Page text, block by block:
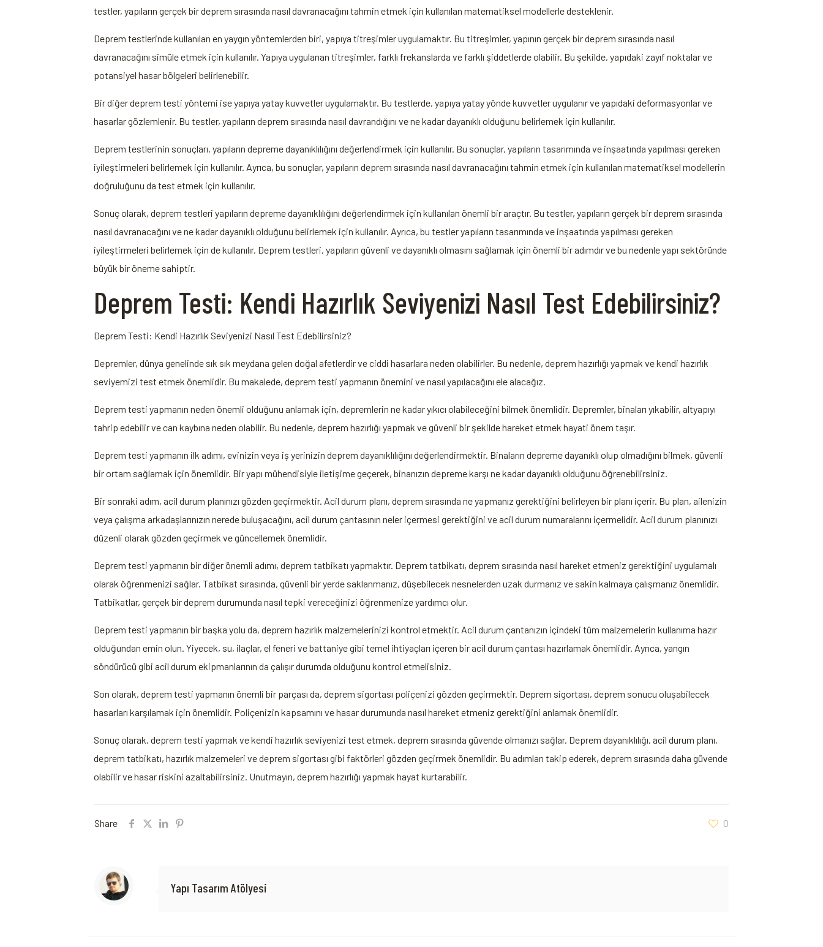
testler, yapıların gerçek bir deprem sırasında nasıl davranacağını tahmin etmek için kullanılan matematiksel modellerle desteklenir.
Deprem testlerinde kullanılan en yaygın yöntemlerden biri, yapıya titreşimler uygulamaktır. Bu titreşimler, yapının gerçek bir deprem sırasında nasıl
davranacağını simüle etmek için kullanılır. Yapıya uygulanan titreşimler, farklı frekanslarda ve farklı şiddetlerde olabilir. Bu şekilde, yapıdaki zayıf noktalar ve
potansiyel hasar bölgeleri belirlenebilir.
Bir diğer deprem testi yöntemi ise yapıya yatay kuvvetler uygulamaktır. Bu testlerde, yapıya yatay yönde kuvvetler uygulanır ve yapıdaki deformasyonlar ve
hasarlar gözlemlenir. Bu testler, yapıların deprem sırasında nasıl davrandığını ve ne kadar dayanıklı olduğunu belirlemek için kullanılır.
Deprem testlerinin sonuçları, yapıların depreme dayanıklılığını değerlendirmek için kullanılır. Bu sonuçlar, yapıların tasarımında ve inşaatında yapılması gereken
iyileştirmeleri belirlemek için kullanılır. Ayrıca, bu sonuçlar, yapıların deprem sırasında nasıl davranacağını tahmin etmek için kullanılan matematiksel modellerin
doğruluğunu da test etmek için kullanılır.
Sonuç olarak, deprem testleri yapıların depreme dayanıklılığını değerlendirmek için kullanılan önemli bir araçtır. Bu testler, yapıların gerçek bir deprem sırasında
nasıl davranacağını ve ne kadar dayanıklı olduğunu belirlemek için kullanılır. Ayrıca, bu testler yapıların tasarımında ve inşaatında yapılması gereken
iyileştirmeleri belirlemek için de kullanılır. Deprem testleri, yapıların güvenli ve dayanıklı olmasını sağlamak için önemli bir adımdır ve bu nedenle yapı sektöründe
büyük bir öneme sahiptir.
Deprem Testi: Kendi Hazırlık Seviyenizi Nasıl Test Edebilirsiniz?
Deprem Testi: Kendi Hazırlık Seviyenizi Nasıl Test Edebilirsiniz?
Depremler, dünya genelinde sık sık meydana gelen doğal afetlerdir ve ciddi hasarlara neden olabilirler. Bu nedenle, deprem hazırlığı yapmak ve kendi hazırlık
seviyemizi test etmek önemlidir. Bu makalede, deprem testi yapmanın önemini ve nasıl yapılacağını ele alacağız.
Deprem testi yapmanın neden önemli olduğunu anlamak için, depremlerin ne kadar yıkıcı olabileceğini bilmek önemlidir. Depremler, binaları yıkabilir, altyapıyı
tahrip edebilir ve can kaybına neden olabilir. Bu nedenle, deprem hazırlığı yapmak ve güvenli bir şekilde hareket etmek hayati önem taşır.
Deprem testi yapmanın ilk adımı, evinizin veya iş yerinizin deprem dayanıklılığını değerlendirmektir. Binaların depreme dayanıklı olup olmadığını bilmek, güvenli
bir ortam sağlamak için önemlidir. Bir yapı mühendisiyle iletişime geçerek, binanızın depreme karşı ne kadar dayanıklı olduğunu öğrenebilirsiniz.
Bir sonraki adım, acil durum planınızı gözden geçirmektir. Acil durum planı, deprem sırasında ne yapmanız gerektiğini belirleyen bir planı içerir. Bu plan, ailenizin
veya çalışma arkadaşlarınızın nerede buluşacağını, acil durum çantasının neler içermesi gerektiğini ve acil durum numaralarını içermelidir. Acil durum planınızı
düzenli olarak gözden geçirmek ve güncellemek önemlidir.
Deprem testi yapmanın bir diğer önemli adımı, deprem tatbikatı yapmaktır. Deprem tatbikatı, deprem sırasında nasıl hareket etmeniz gerektiğini uygulamalı
olarak öğrenmenizi sağlar. Tatbikat sırasında, güvenli bir yerde saklanmanız, düşebilecek nesnelerden uzak durmanız ve sakin kalmaya çalışmanız önemlidir.
Tatbikatlar, gerçek bir deprem durumunda nasıl tepki vereceğinizi öğrenmenize yardımcı olur.
Deprem testi yapmanın bir başka yolu da, deprem hazırlık malzemelerinizi kontrol etmektir. Acil durum çantanızın içindeki tüm malzemelerin kullanıma hazır
olduğundan emin olun. Yiyecek, su, ilaçlar, el feneri ve battaniye gibi temel ihtiyaçları içeren bir acil durum çantası hazırlamak önemlidir. Ayrıca, yangın
söndürücü gibi acil durum ekipmanlarının da çalışır durumda olduğunu kontrol etmelisiniz.
Son olarak, deprem testi yapmanın önemli bir parçası da, deprem sigortası poliçenizi gözden geçirmektir. Deprem sigortası, deprem sonucu oluşabilecek
hasarları karşılamak için önemlidir. Poliçenizin kapsamını ve hasar durumunda nasıl hareket etmeniz gerektiğini anlamak önemlidir.
Sonuç olarak, deprem testi yapmak ve kendi hazırlık seviyenizi test etmek, deprem sırasında güvende olmanızı sağlar. Deprem dayanıklılığı, acil durum planı,
deprem tatbikatı, hazırlık malzemeleri ve deprem sigortası gibi faktörleri gözden geçirmek önemlidir. Bu adımları takip ederek, deprem sırasında daha güvende
olabilir ve hasar riskini azaltabilirsiniz. Unutmayın, deprem hazırlığı yapmak hayat kurtarabilir.
Share 0
Yapı Tasarım Atölyesi